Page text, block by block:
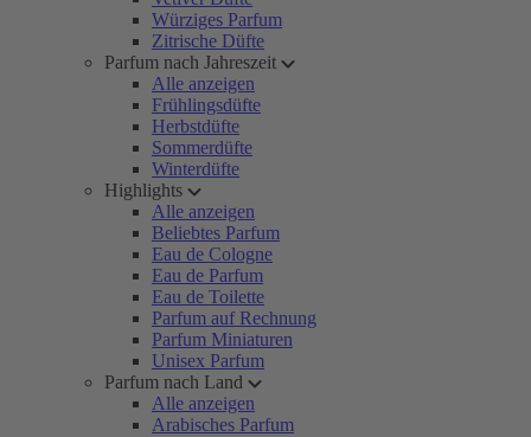
Würziges Parfum
Zitrische Düfte
Parfum nach Jahreszeit
Alle anzeigen
Frühlingsdüfte
Herbstdüfte
Sommerdüfte
Winterdüfte
Highlights
Alle anzeigen
Beliebtes Parfum
Eau de Cologne
Eau de Parfum
Eau de Toilette
Parfum auf Rechnung
Parfum Miniaturen
Unisex Parfum
Parfum nach Land
Alle anzeigen
Arabisches Parfum